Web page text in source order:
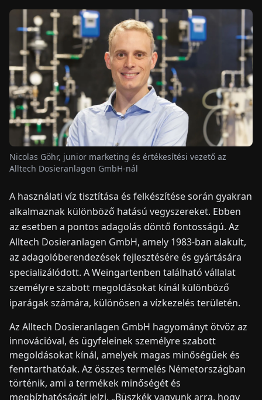
PAPÍR
HÍREK
KAPCSOLAT
Nicolas Göhr, junior marketing és értékesítési vezető az
Alltech Dosieranlagen GmbH-nál
A használati víz tisztítása és felkészítése során gyakran
alkalmaznak különböző hatású vegyszereket. Ebben
az esetben a pontos adagolás döntő fontosságú. Az
Alltech Dosieranlagen GmbH, amely 1983-ban alakult,
az adagolóberendezések fejlesztésére és gyártására
specializálódott. A Weingartenben található vállalat
személyre szabott megoldásokat kínál különböző
iparágak számára, különösen a vízkezelés területén.
Az Alltech Dosieranlagen GmbH hagyományt ötvöz az
innovációval, és ügyfeleinek személyre szabott
megoldásokat kínál, amelyek magas minőségűek és
fenntarthatóak. Az összes termelés Németországban
történik, ami a termékek minőségét és
megbízhatóságát jelzi. „Büszkék vagyunk arra, hogy